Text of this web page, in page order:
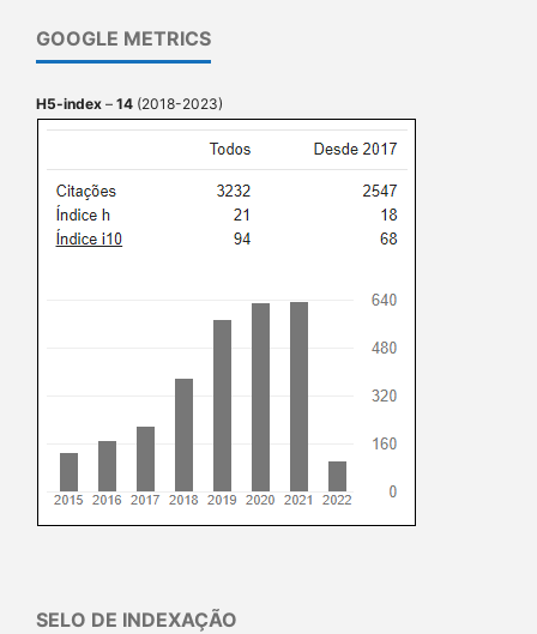
GOOGLE METRICS
H5-index – 14 (2018-2023)
SELO DE INDEXAÇÃO